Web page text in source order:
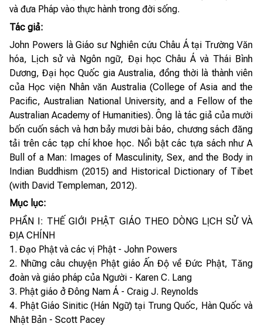
và đưa Pháp vào thực hành trong đời sống.
Tác giả:
John Powers là Giáo sư Nghiên cứu Châu Á tại Trường Văn
hóa, Lịch sử và Ngôn ngữ, Đại học Châu Á và Thái Bình
Dương, Đại học Quốc gia Australia, đồng thời là thành viên
của Học viện Nhân văn Australia (College of Asia and the
Pacific, Australian National University, and a Fellow of the
Australian Academy of Humanities). Ông là tác giả của mười
bốn cuốn sách và hơn bảy mươi bài báo, chương sách đăng
tải trên các tạp chí khoe học. Nổi bật các tựa sách như A
Bull of a Man: Images of Masculinity, Sex, and the Body in
Indian Buddhism (2015) and Historical Dictionary of Tibet
(with David Templeman, 2012).
Mục lục:
PHẦN I: THẾ GIỚI PHẬT GIÁO THEO DÒNG LỊCH SỬ VÀ
ĐỊA CHÍNH
1. Đạo Phật và các vị Phật - John Powers
2. Những câu chuyện Phật giáo Ấn Độ về Đức Phật, Tăng
đoàn và giáo pháp của Người - Karen C. Lang
3. Phật giáo ở Đông Nam Á - Craig J. Reynolds
4. Phật Giáo Sinitic (Hán Ngữ) tại Trung Quốc, Hàn Quốc và
Nhật Bản - Scott Pacey